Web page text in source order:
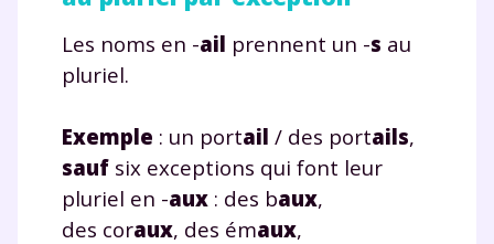
Les noms en -ail prennent un -s au
pluriel.
Exemple : un portail / des portails,
sauf six exceptions qui font leur
pluriel en -aux : des baux,
des coraux, des émaux,